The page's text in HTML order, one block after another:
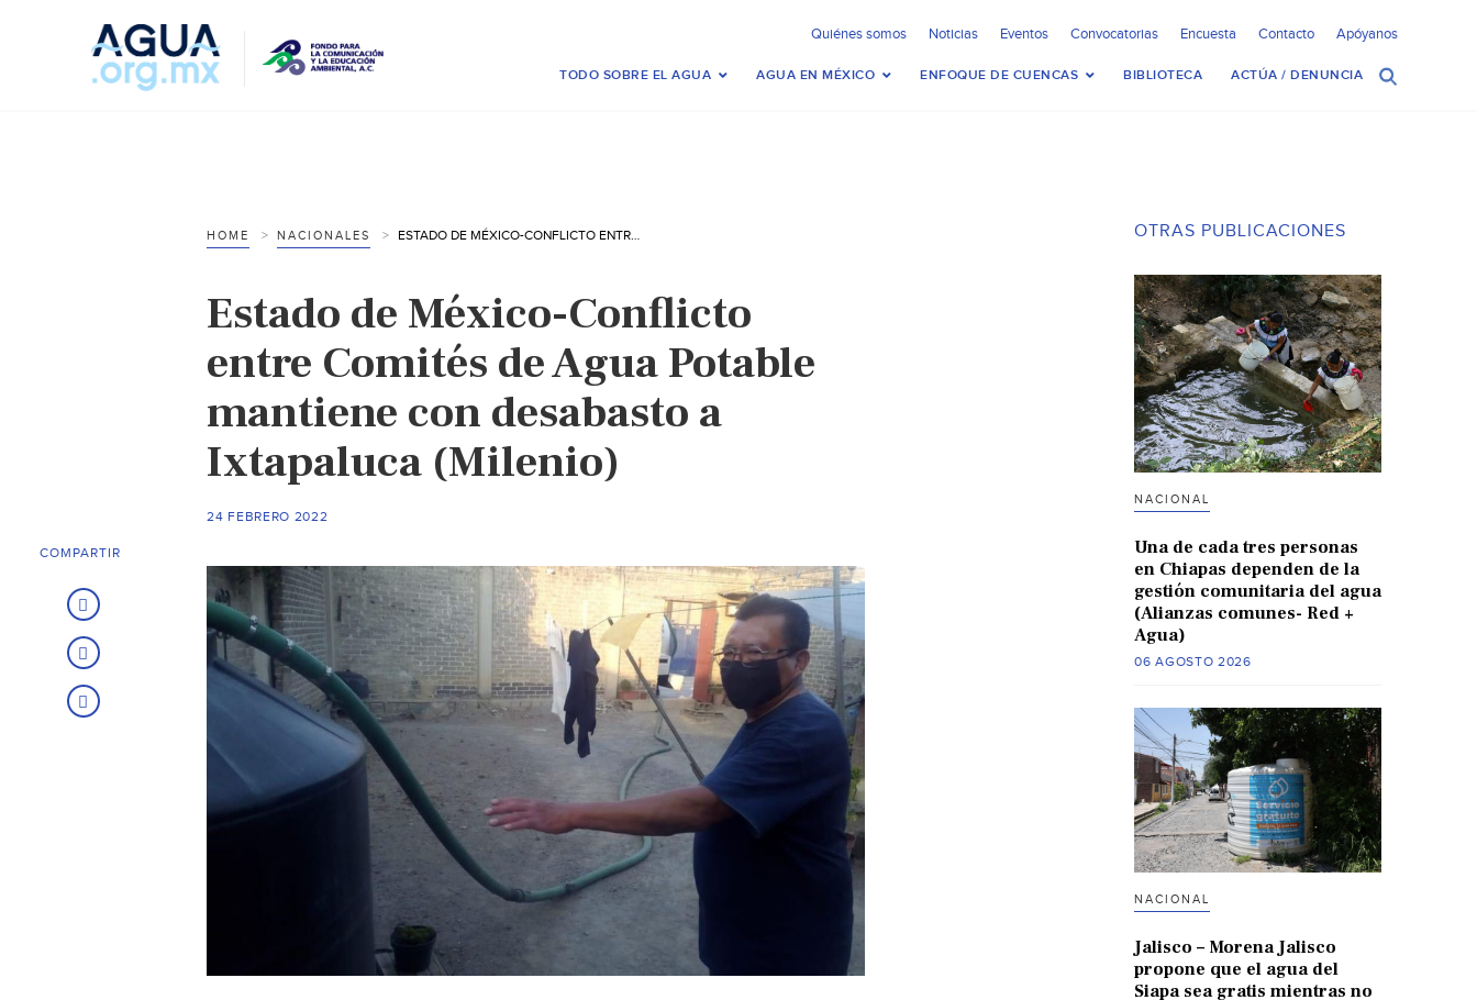
Quiénes somos Noticias Eventos Convocatorias Encuesta Contacto Apóyanos
TODO SOBRE EL AGUA AGUA EN MÉXICO ENFOQUE DE CUENCAS BIBLIOTECA ACTÚA / DENUNCIA
HOME NACIONALES ESTADO DE MÉXICO-CONFLICTO ENTRE COMITÉS DE AGUA POTABLE MANTIENE CON DESABASTO A IXTAPALUCA (MILENIO)
Estado de México-Conflicto
entre Comités de Agua Potable
mantiene con desabasto a
Ixtapaluca (Milenio)
24 FEBRERO 2022
COMPARTIR
OTRAS PUBLICACIONES
NACIONAL
Una de cada tres personas
en Chiapas dependen de la
gestión comunitaria del agua
(Alianzas comunes- Red +
Agua)
06 AGOSTO 2026
NACIONAL
Jalisco – Morena Jalisco
propone que el agua del
Siapa sea gratis mientras no